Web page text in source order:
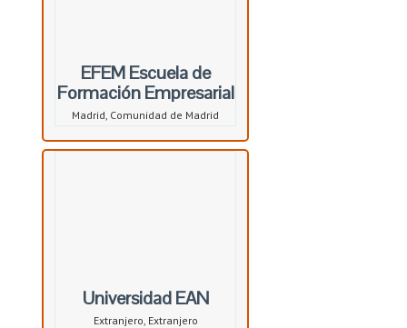
EFEM Escuela de
Formación Empresarial
Madrid, Comunidad de Madrid
Universidad EAN
Extranjero, Extranjero